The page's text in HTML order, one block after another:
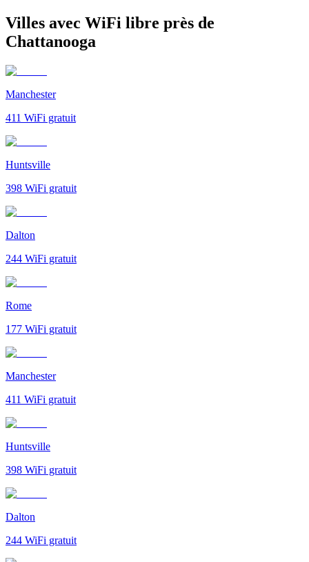
Villes avec WiFi libre près de
Chattanooga
Manchester
411 WiFi gratuit
Huntsville
398 WiFi gratuit
Dalton
244 WiFi gratuit
Rome
177 WiFi gratuit
Manchester
411 WiFi gratuit
Huntsville
398 WiFi gratuit
Dalton
244 WiFi gratuit